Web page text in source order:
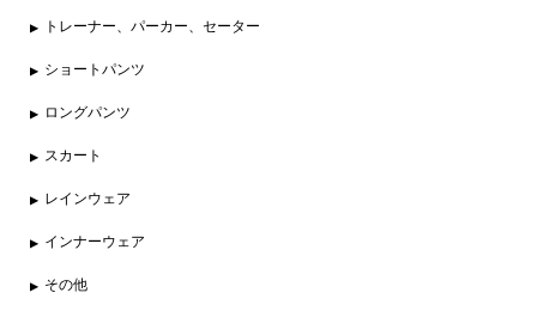
トレーナー、パーカー、セーター
ショートパンツ
ロングパンツ
スカート
レインウェア
インナーウェア
その他